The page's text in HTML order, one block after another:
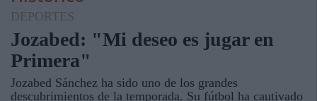
DEPORTES
Jozabed: "Mi deseo es jugar en
Primera"
Jozabed Sánchez ha sido uno de los grandes
descubrimientos de la temporada. Su fútbol ha cautivado